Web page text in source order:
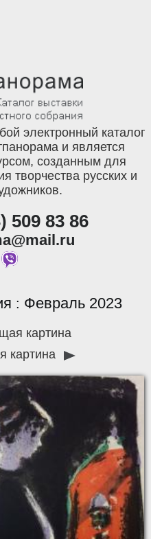
электронный каталог
и является
созданным для
творчества русских и
509 83 86
: Февраль 2023
картина
картина